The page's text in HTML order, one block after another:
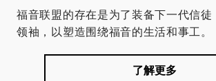
福音联盟的存在是为了装备下一代信徒
领袖，以塑造围绕福音的生活和事工。
了解更多